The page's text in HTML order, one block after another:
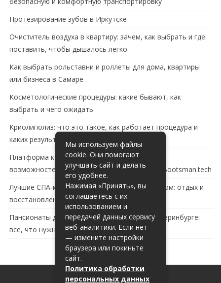
Протезирование зубов в Иркутске
Очиститель воздуха в квартиру: зачем, как выбрать и где
поставить, чтобы дышалось легко
Как выбрать рольставни и роллеты для дома, квартиры
или бизнеса в Самаре
Косметологические процедуры: какие бывают, как
выбрать и чего ожидать
Криолиполиз: что это такое, как работает процедура и
каких результатов ждать
Платформа контейнеризации в России: обзор
возможностей и перспектив развития сайта Bootsman.tech
Лучшие СПА-комплексы в Тольятти с бассейном: отдых и
восстановление за городом
Пансионаты для пожилых с деменцией в Екатеринбурге:
все, что нужно знать
Мы используем файлы
cookie. Они помогают
улучшать сайт и делать
его удобнее.
Нажимая «Принять», вы
соглашаетесь с их
использованием и
передачей данных сервису
веб-аналитики. Если нет
— измените настройки
браузера или покиньте
сайт.
Политика обработки
персональных данных